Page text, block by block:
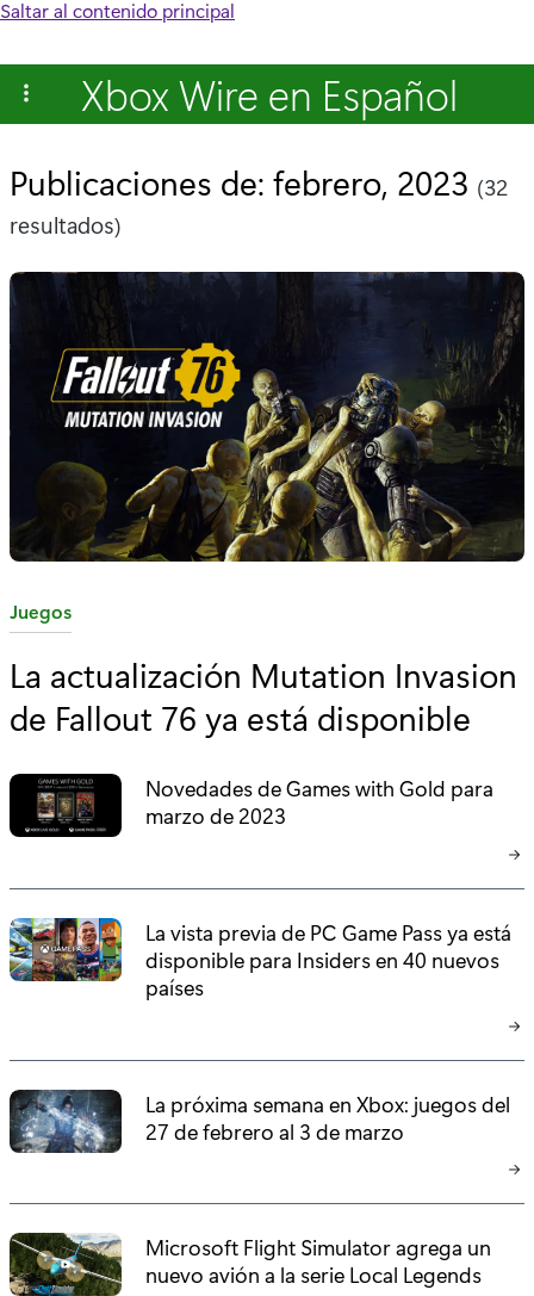
Saltar al contenido principal
Xbox Wire en Español
Publicaciones de: febrero, 2023 (32
resultados)
C
g
o
í
Juegos
La actualización Mutation Invasion
de Fallout 76 ya está disponible
Novedades de Games with Gold para
marzo de 2023
La vista previa de PC Game Pass ya está
disponible para Insiders en 40 nuevos
países
La próxima semana en Xbox: juegos del
27 de febrero al 3 de marzo
Microsoft Flight Simulator agrega un
nuevo avión a la serie Local Legends